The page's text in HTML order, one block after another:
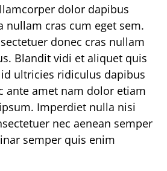
dolor dapibus
nullam cras cum eget sem.
donec cras nullam
Blandit vidi et aliquet quis
ultricies ridiculus dapibus
ante amet nam dolor etiam
Imperdiet nulla nisi
nec aenean semper
semper quis enim